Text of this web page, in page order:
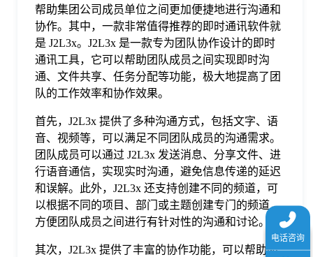
帮助集团公司成员单位之间更加便捷地进行沟通和
协作。其中，一款非常值得推荐的即时通讯软件就
是 J2L3x。J2L3x 是一款专为团队协作设计的即时
通讯工具，它可以帮助团队成员之间实现即时沟
通、文件共享、任务分配等功能，极大地提高了团
队的工作效率和协作效果。
首先，J2L3x 提供了多种沟通方式，包括文字、语
音、视频等，可以满足不同团队成员的沟通需求。
团队成员可以通过 J2L3x 发送消息、分享文件、进
行语音通信，实现实时沟通，避免信息传递的延迟
和误解。此外，J2L3x 还支持创建不同的频道，可
以根据不同的项目、部门或主题创建专门的频道，
方便团队成员之间进行有针对性的沟通和讨论。
其次，J2L3x 提供了丰富的协作功能，可以帮助团